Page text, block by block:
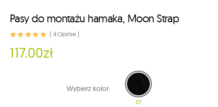
Pasy do montażu hamaka, Moon Strap
( 4 Opinie )
117.00zł
Wybierz kolor:
07